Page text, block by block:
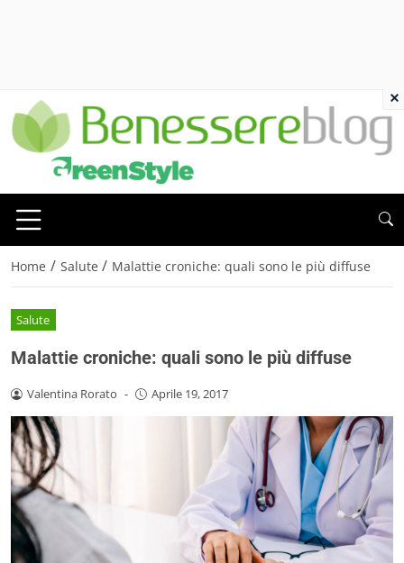
Home / Salute / Malattie croniche: quali sono le più diffuse
Salute
Malattie croniche: quali sono le più diffuse
Valentina Rorato - Aprile 19, 2017
×